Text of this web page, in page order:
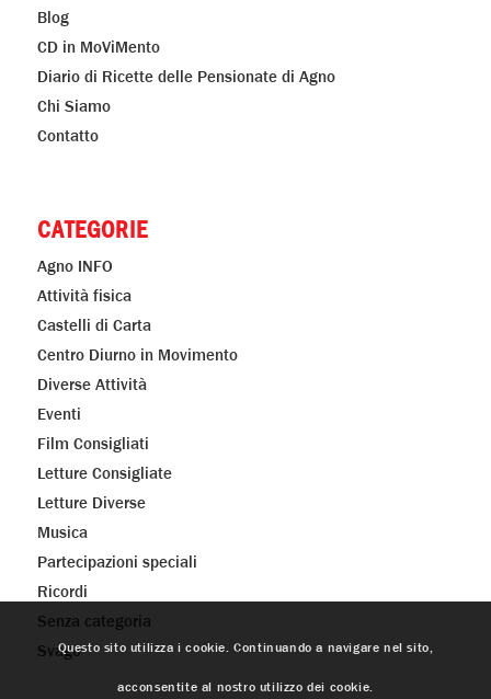
Blog
CD in MoViMento
Diario di Ricette delle Pensionate di Agno
Chi Siamo
Contatto
CATEGORIE
Agno INFO
Attività fisica
Castelli di Carta
Centro Diurno in Movimento
Diverse Attività
Eventi
Film Consigliati
Letture Consigliate
Letture Diverse
Musica
Partecipazioni speciali
Ricordi
Senza categoria
SvagoQuesto sito utilizza i cookie. Continuando a navigare nel sito,
acconsentite al nostro utilizzo dei cookie.